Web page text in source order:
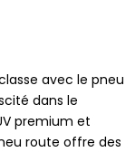
avec le pneu
dans le
premium et
route offre des